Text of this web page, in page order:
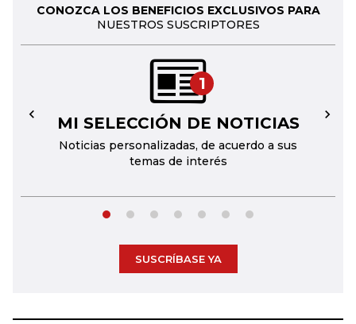
CONOZCA LOS BENEFICIOS EXCLUSIVOS PARA
NUESTROS SUSCRIPTORES
1
MI SELECCIÓN DE NOTICIAS
Noticias personalizadas, de acuerdo a sus
temas de interés
← →
SUSCRÍBASE YA